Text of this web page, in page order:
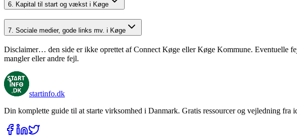
6. Kapital til start og vækst i Køge
7. Sociale medier, gode links mv. i Køge
Disclaimer… den side er ikke oprettet af Connect Køge eller Køge Kommune. Eventuelle
mangler eller andre fejl.
startinfo.dk
Din komplette guide til at starte virksomhed i Danmark. Gratis ressourcer og vejledning fra